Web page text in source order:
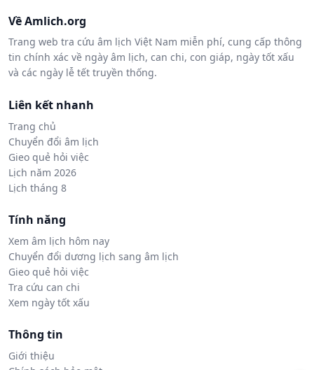
Về Amlich.org
Trang web tra cứu âm lịch Việt Nam miễn phí, cung cấp thông
tin chính xác về ngày âm lịch, can chi, con giáp, ngày tốt xấu
và các ngày lễ tết truyền thống.
Liên kết nhanh
Trang chủ
Chuyển đổi âm lịch
Gieo quẻ hỏi việc
Lịch năm 2026
Lịch tháng 8
Tính năng
Xem âm lịch hôm nay
Chuyển đổi dương lịch sang âm lịch
Gieo quẻ hỏi việc
Tra cứu can chi
Xem ngày tốt xấu
Thông tin
Giới thiệu